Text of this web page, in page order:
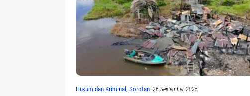
Hukum dan Kriminal Sorotan 26 September 2025